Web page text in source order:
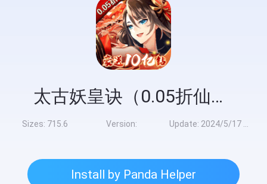
太古妖皇诀（0.05折仙侠高爆打金版）
Sizes: 715.6 Version: Update: 2024/5/17 8:00:00
Install by Panda Helper